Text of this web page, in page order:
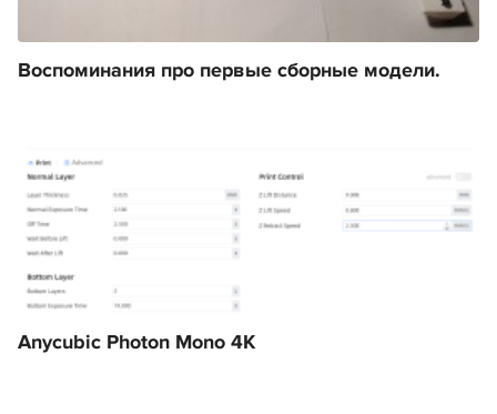
Воспоминания про первые сборные модели.
Anycubic Photon Mono 4K